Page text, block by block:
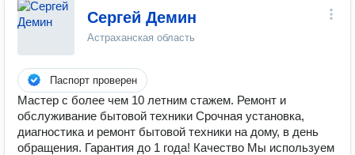
Сергей Демин
Астраханская область
Паспорт проверен
Мастер с более чем 10 летним стажем. Ремонт и
обслуживание бытовой техники Срочная установка,
диагностика и ремонт бытовой техники на дому, в день
обращения. Гарантия до 1 года! Качество Мы используем